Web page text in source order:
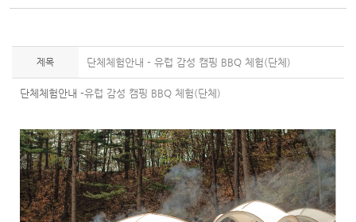
제목 단체체험안내 - 유럽 감성 캠핑 BBQ 체험(단체)
단체체험안내 -유럽 감성 캠핑 BBQ 체험(단체)